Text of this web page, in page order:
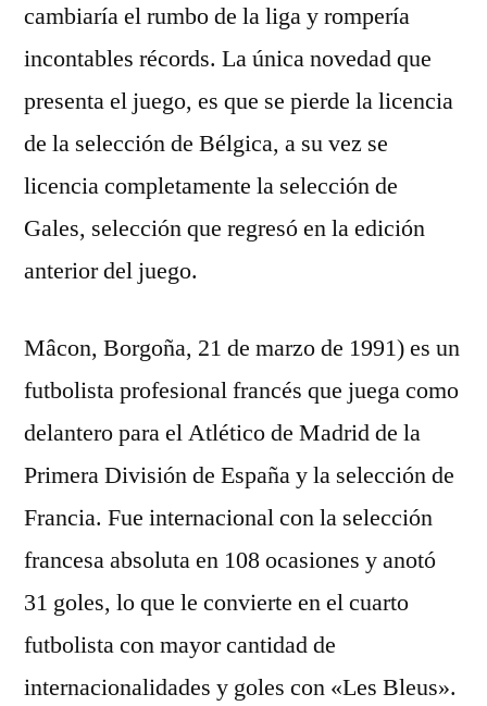
cambiaría el rumbo de la liga y rompería
incontables récords. La única novedad que
presenta el juego, es que se pierde la licencia
de la selección de Bélgica, a su vez se
licencia completamente la selección de
Gales, selección que regresó en la edición
anterior del juego.
Mâcon, Borgoña, 21 de marzo de 1991) es un
futbolista profesional francés que juega como
delantero para el Atlético de Madrid de la
Primera División de España y la selección de
Francia. Fue internacional con la selección
francesa absoluta en 108 ocasiones y anotó
31 goles, lo que le convierte en el cuarto
futbolista con mayor cantidad de
internacionalidades y goles con «Les Bleus».